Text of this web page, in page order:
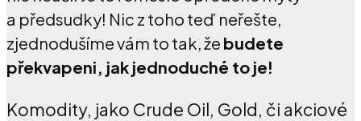
a předsudky! Nic z toho teď neřešte,
zjednodušíme vám to tak, že budete
překvapeni, jak jednoduché to je!
Komodity, jako Crude Oil, Gold, či akciové